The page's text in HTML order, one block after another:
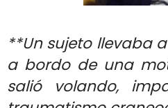
**Un sujeto llevaba
a bordo de una
salió volando,